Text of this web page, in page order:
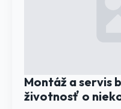
Montáž a servis
životnosť o